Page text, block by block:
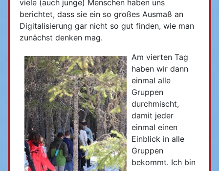
viele (auch junge) Menschen haben uns
berichtet, dass sie ein so großes Ausmaß an
Digitalisierung gar nicht so gut finden, wie man
zunächst denken mag.
Am vierten Tag
haben wir dann
einmal alle
Gruppen
durchmischt,
damit jeder
einmal einen
Einblick in alle
Gruppen
bekommt. Ich bin